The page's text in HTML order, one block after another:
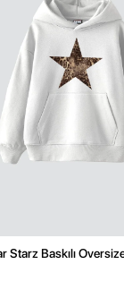
Starz Baskılı